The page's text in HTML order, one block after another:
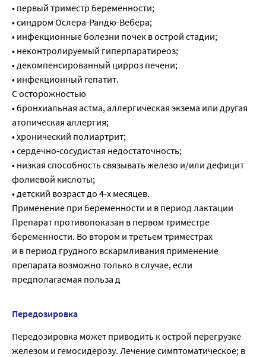
• первый триместр беременности;
• синдром Ослера-Рандю-Вебера;
• инфекционные болезни почек в острой стадии;
• неконтролируемый гиперпаратиреоз;
• декомпенсированный цирроз печени;
• инфекционный гепатит.
С осторожностью
• бронхиальная астма, аллергическая экзема или другая
атопическая аллергия;
• хронический полиартрит;
• сердечно-сосудистая недостаточность;
• низкая способность связывать железо и/или дефицит
фолиевой кислоты;
• детский возраст до 4-х месяцев.
Применение при беременности и в период лактации
Препарат противопоказан в первом триместре
беременности. Во втором и третьем триместрах
и в период грудного вскармливания применение
препарата возможно только в случае, если
предполагаемая польза д
Передозировка
Передозировка может приводить к острой перегрузке
железом и гемосидерозу. Лечение симптоматическое; в